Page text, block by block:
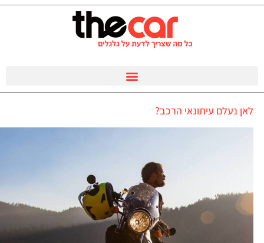
לאן נעלם עיתונאי הרכב?